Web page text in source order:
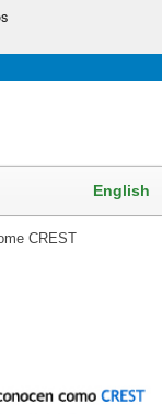
English
CREST